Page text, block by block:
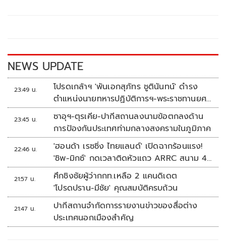
k k
NEWS UPDATE
23:49 น.
โปรดเกล้าฯ 'พันเอกสุภัทร ชูตินันทน์' ดำรง
ตำแหน่งนายทหารปฏิบัติการฯ-พระราชทานยศ
'พลตรี'
23:45 น.
ซาอุฯ-ตุรเคีย-ปากีสถานลงนามข้อตกลงด้าน
การป้องกันประเทศท่ามกลางสงครามในภูมิภาค
22:46 น.
'ฮอนด้า เรซซิ่ง ไทยแลนด์' เปิดฉากร้อนแรง!
'ชิพ-มิกซ์' กดเวลาติดหัวแถว ARRC สนาม 4
ที่มัลดาลิกา
21:57 น.
ศึกชิงชัยผู้ว่ากกท.เหลือ 2 แคนดิเดต
'โปรดปราน-มีชัย' คุณสมบัติครบถ้วน
21:47 น.
ปากีสถานจำกัดการรายงานข่าวของสื่อต่าง
ประเทศนอกเมืองสำคัญ